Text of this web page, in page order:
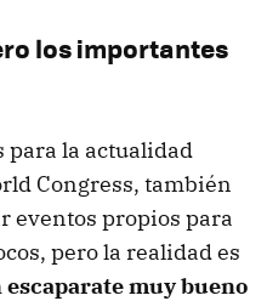
los importantes
para la actualidad
Congress, también
eventos propios para
pero la realidad es
muy bueno